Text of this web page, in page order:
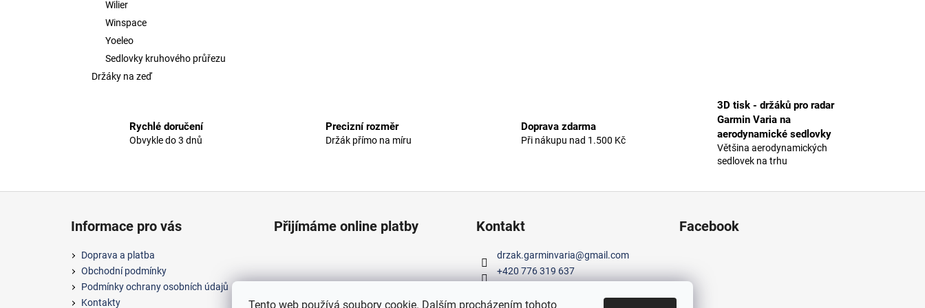
Tento web používá soubory cookie. Dalším procházením tohoto
Wilier
Winspace
Yoeleo
Sedlovky kruhového průřezu
Držáky na zeď
Rychlé doručení
Obvykle do 3 dnů
Precizní rozměr
Držák přímo na míru
Doprava zdarma
Při nákupu nad 1.500 Kč
3D tisk - držáků pro radar
Garmin Varia na
aerodynamické sedlovky
Většina aerodynamických
sedlovek na trhu
Informace pro vás
Doprava a platba
Obchodní podmínky
Podmínky ochrany osobních údajů
Kontakty
Přijímáme online platby Kontakt
drzak.garminvaria@gmail.com
+420 776 319 637
radaru Garmin Varia na aerodynami
Facebook